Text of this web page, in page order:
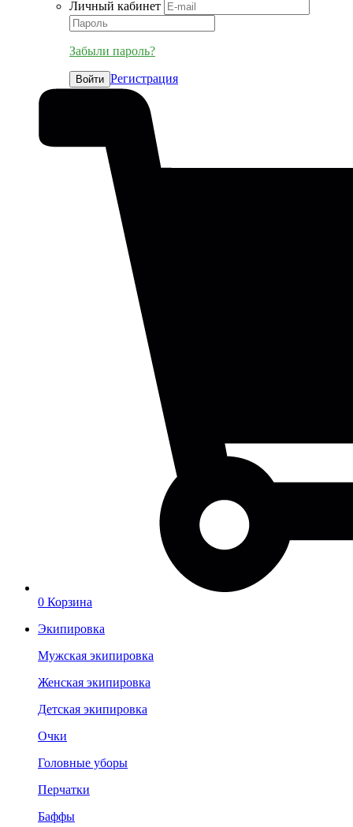
Личный кабинет
Забыли пароль?
Войти Регистрация
0 Корзина
Экипировка
Мужская экипировка
Женская экипировка
Детская экипировка
Очки
Головные уборы
Перчатки
Баффы